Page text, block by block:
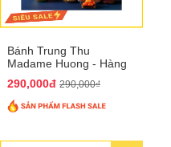
Bánh Trung Thu
Madame Huong - Hàng
290,000đ 290,000₫